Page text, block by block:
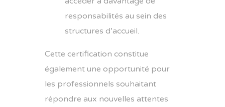
responsabilités au sein des
structures d’accueil.
Cette certification constitue
également une opportunité pour
les professionnels souhaitant
répondre aux nouvelles attentes